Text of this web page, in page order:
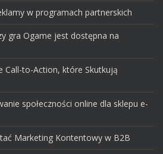
w programach partnerskich
gra Ogame jest dostępna na
Call-to-Action, które Skutkują
społeczności online dla sklepu e-
Marketing Kontentowy w B2B